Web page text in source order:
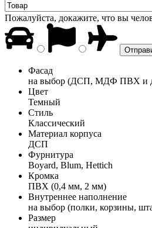
Пожалуйста, докажите, что вы
Фасад
на выбор (ДСП, МДФ ПВХ и
Цвет
Темный
Стиль
Классический
Материал корпуса
ДСП
Фурнитура
Boyard, Blum, Hettich
Кромка
ПВХ (0,4 мм, 2 мм)
Внутреннее наполнение
на выбор (полки, корзины,
Размер